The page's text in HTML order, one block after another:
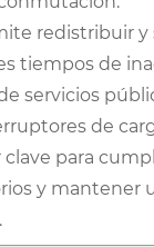
redistribuir y
tiempos de
servicios
de
para
y mantener